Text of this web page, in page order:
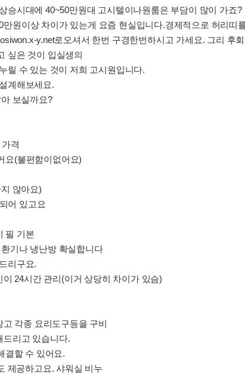
승시대에 40~50만원대 고시텔이나원룸은 부담이 많이 가죠?
원이상 차이가 있는게 요즘 현실입니다.경제적으로 허리띠
y.net로오셔서 한번 구경한번하시고 가세요. 그리 후
싶은 것이 입실생의
릴 수 있는 것이 저희 고시원입니다.
계해보세요.
보실까요?
격
요(불편함이없어요)
않아요)
어 있고요
필 기본
기나 냉난방 확실합니다
리구요.
24시간 관리(이거 상당히 차이가 있슴)
고 각종 요리도구등을 구비
리고 있습니다.
할 수 있어요.
제공하고요. 샤워실 비누